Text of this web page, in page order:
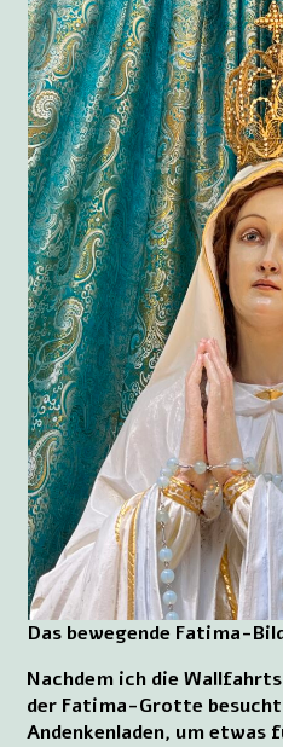
Das bewegende Fatima-
Nachdem ich die
der Fatima-Grotte besucht
Andenkenladen, um etwas